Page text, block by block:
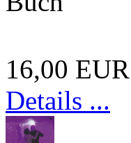
16,00 EUR
Details ...